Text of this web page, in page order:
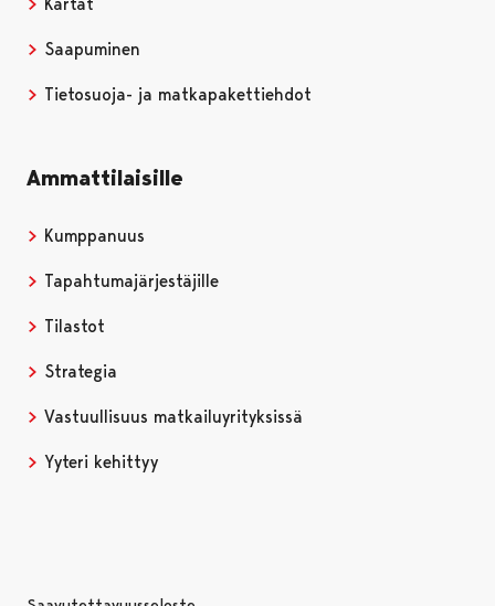
Kartat
Saapuminen
Tietosuoja- ja matkapakettiehdot
Ammattilaisille
Kumppanuus
Tapahtumajärjestäjille
Tilastot
Strategia
Vastuullisuus matkailuyrityksissä
Yyteri kehittyy